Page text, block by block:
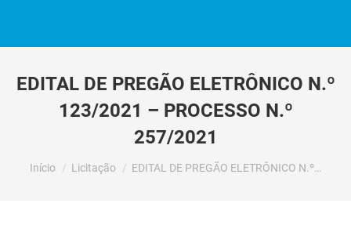
EDITAL DE PREGÃO ELETRÔNICO N.º
123/2021 – PROCESSO N.º
257/2021
Você está aqui:
Início Licitação EDITAL DE PREGÃO ELETRÔNICO N.º…